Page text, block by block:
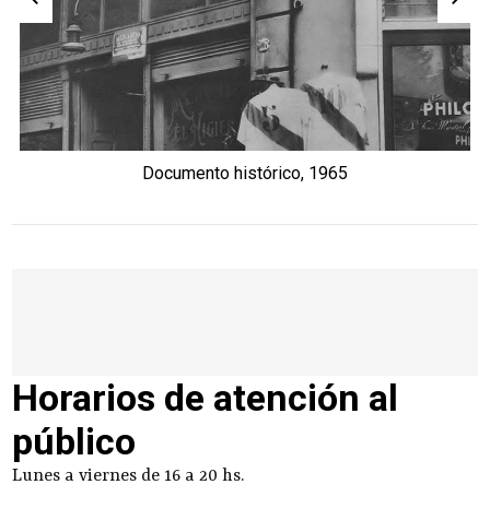
Documento histórico, 1965
Horarios de atención al
público
Lunes a viernes de 16 a 20 hs.